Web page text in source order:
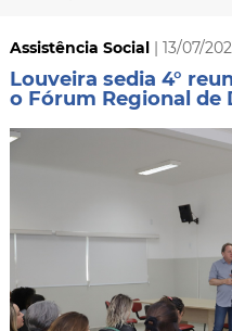
Assistência Social| 13/07/
Louveira sedia 4°
o Fórum Regional de